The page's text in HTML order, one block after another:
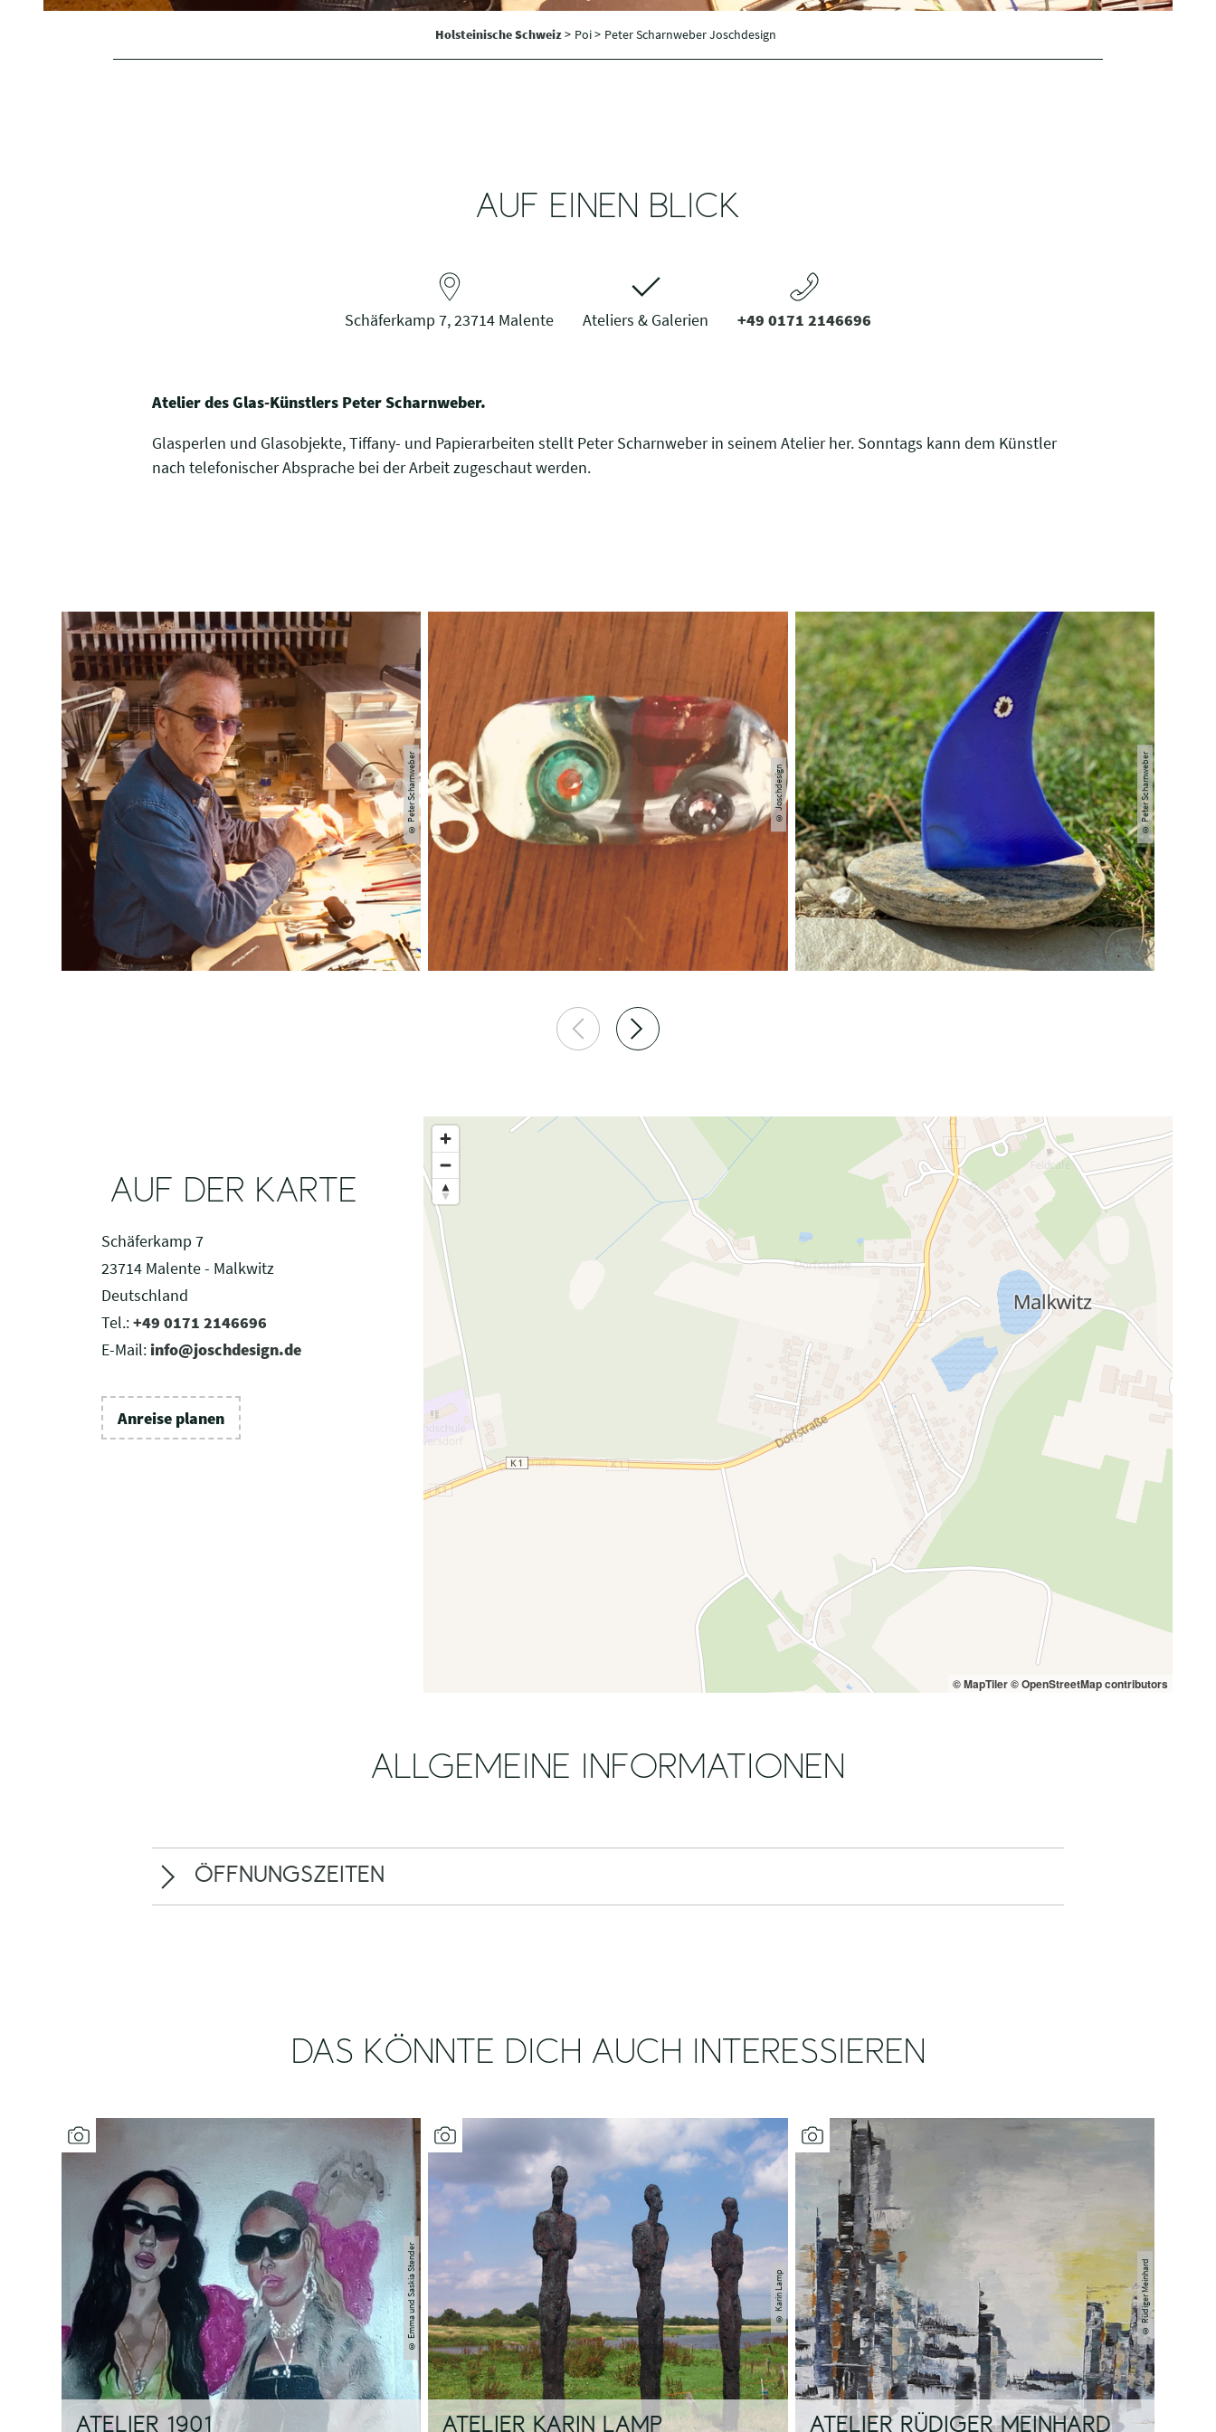
Holsteinische Schweiz> Poi > Peter Scharnweber Joschdesign
AUF EINEN BLICK
Schäferkamp 7, 23714 Malente Ateliers & Galerien +49 0171 2146696
Atelier des Glas-Künstlers Peter Scharnweber.
Glasperlen und Glasobjekte, Tiffany- und Papierarbeiten stellt Peter Scharnweber in seinem Atelier her. Sonntags kann dem Künstler
nach telefonischer Absprache bei der Arbeit zugeschaut werden.
© Peter Scharnweber © Joschdesign © Peter Scharnweber
AUF DER KARTE
Schäferkamp 7
23714 Malente - Malkwitz
Deutschland
Tel.:+49 0171 2146696
E-Mail: info@joschdesign.de
Anreise planen
© MapTiler© OpenStreetMap contributors
ALLGEMEINE INFORMATIONEN
ÖFFNUNGSZEITEN
DAS KÖNNTE DICH AUCH INTERESSIEREN
ATELIER 1901
©
Emma und Saskia Stender
ATELIER KARIN LAMP
©
Karin Lamp
ATELIER RÜDIGER MEINHARD
©
Rüdiger Meinhard